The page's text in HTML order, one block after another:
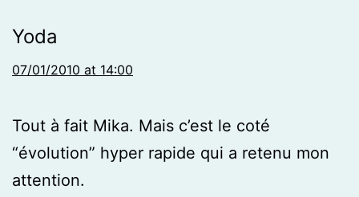
Yoda
07/01/2010 at 14:00
Tout à fait Mika. Mais c’est le coté
“évolution” hyper rapide qui a retenu mon
attention.